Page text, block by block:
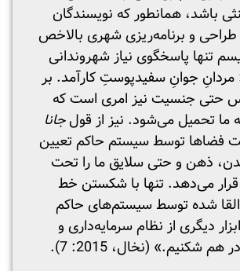
باشد، همانطور که نویسندگان
طراحی و برنامه‌ریزی شهری بالاخص
تنها پاسخگوی نیاز شهروندانی
جوانِ سفیدپوستِ کارآمد. بر
حتی جنسیت نیز امری است که
ما تحمیل می‌شود. نیز از قولجانا
فضاها توسط سیستم حاکم تعیین
ذهن و حتی سلایق ما را تحت
قرار می‌دهد. تنها با شکستن خط
شده توسط سیستم‌های حاکم
دیگری از نظام سرمایه‌داری و
هم شکنیم.» (نخال، 2015: 7).